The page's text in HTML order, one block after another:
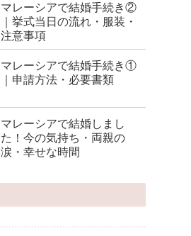
マレーシアで結婚手続き②
｜挙式当日の流れ・服装・
注意事項
マレーシアで結婚手続き①
｜申請方法・必要書類
マレーシアで結婚しまし
た！今の気持ち・両親の
涙・幸せな時間